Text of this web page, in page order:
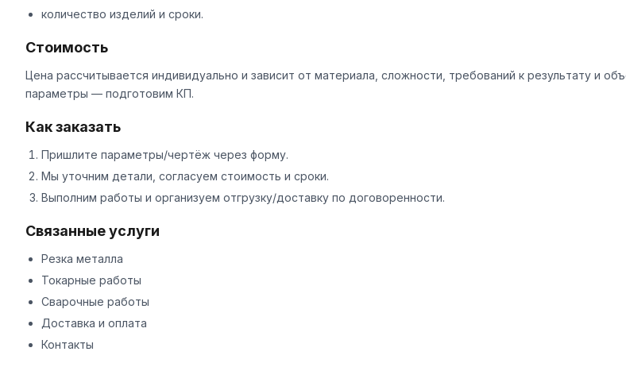
количество изделий и сроки.
Стоимость
Цена рассчитывается индивидуально и зависит от материала, сложности, требований к результату и
параметры — подготовим КП.
Как заказать
Пришлите параметры/чертёж через форму.
Мы уточним детали, согласуем стоимость и сроки.
Выполним работы и организуем отгрузку/доставку по договоренности.
Связанные услуги
Резка металла
Токарные работы
Сварочные работы
Доставка и оплата
Контакты